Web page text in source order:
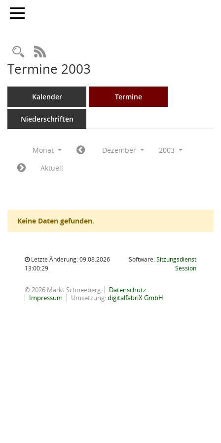
Toggle navigation
Rechercheauswahl
RSS-Feed
Termine 2003
Kalender Termine
Niederschriften
Monat Dezember
2003
Aktuell
Keine Daten gefunden.
Letzte Änderung: 09.08.2026
13:00:29
Software:Sitzungsdienst
Session(Wird in
© 2026 Markt Schneeberg
Datenschutz
Impressum
Umsetzung:digitalfabriX GmbH